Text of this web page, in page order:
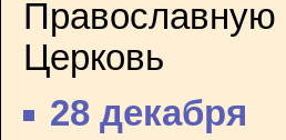
Православную
Церковь
28 декабря